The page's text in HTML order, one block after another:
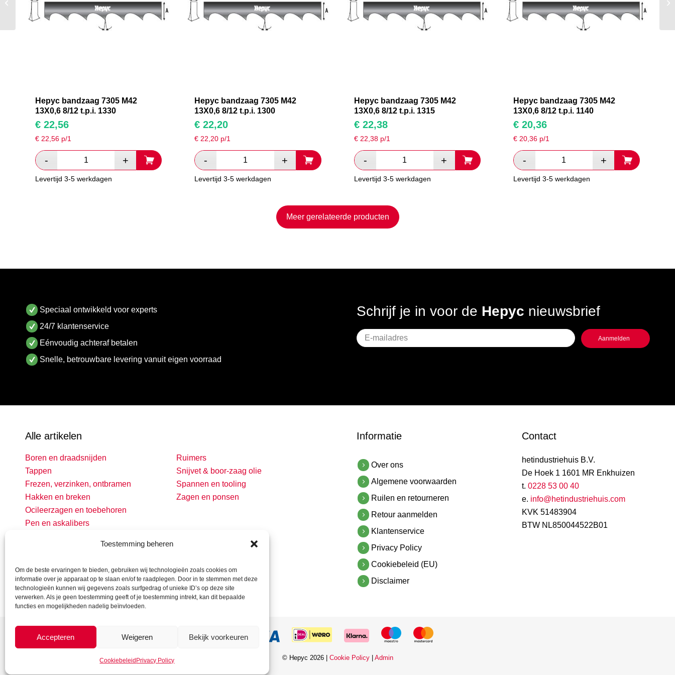
Toestemming beheren
Om de beste ervaringen te bieden, gebruiken wij technologieën zoals cookies om
informatie over je apparaat op te slaan en/of te raadplegen. Door in te stemmen met deze
technologieën kunnen wij gegevens zoals surfgedrag of unieke ID’s op deze site
verwerken. Als je geen toestemming geeft of je toestemming intrekt, kan dit bepaalde
functies en mogelijkheden nadelig beïnvloeden.
Accepteren Weigeren Bekijk voorkeuren
Cookiebeleid Privacy Policy
Hepyc bandzaag 7305 M42
13X0,6 8/12 t.p.i. 1330
€ 22,56
€ 22,56 p/1
Levertijd 3-5 werkdagen
Hepyc bandzaag 7305 M42
13X0,6 8/12 t.p.i. 1300
€ 22,20
€22,20 p/1
Levertijd 3-5 werkdagen
Hepyc bandzaag 7305 M42
13X0,6 8/12 t.p.i. 1315
€22,38
€ 22,38p/1
Levertijd 3-5 werkdagen
Hepyc bandzaag 7305 M42
13X0,6 8/12 t.p.i. 1140
€20,36
€ 20,36p/1
Levertijd 3-5 werkdagen
Meer gerelateerde producten
Speciaal ontwikkeld voor experts
24/7 klantenservice
Eénvoudig achteraf betalen
Snelle, betrouwbare levering vanuit eigen voorraad
Schrijf je in voor de Hepyc nieuwsbrief
Geen
titel
Alle artikelen
Boren en draadsnijden
Tappen
Frezen, verzinken, ontbramen
Hakken en breken
Ocileerzagen en toebehoren
Pen en askalibers
Ruimers
Snijvet & boor-zaag olie
Spannen en tooling
Zagen en ponsen
Informatie
Over ons
Algemene voorwaarden
Ruilen en retourneren
Retour aanmelden
Klantenservice
Privacy Policy
Cookiebeleid (EU)
Disclaimer
Contact
hetindustriehuis B.V.
De Hoek 1 1601 MR Enkhuizen
t. 0228 53 00 40
e. info@hetindustriehuis.com
KVK 51483904
BTW NL850044522B01
© Hepyc 2026 | Cookie Policy| Admin
M42 13X0,6 8/12 t.p.i.
1475